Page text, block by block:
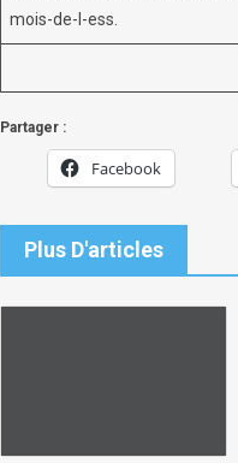
mois-de-l-ess.
Partager :
Facebook
Plus D'articles